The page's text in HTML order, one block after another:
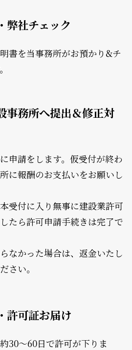
弊社チェック
書を当事務所がお預かり&チ
事務所へ提出＆修正対
申請をします。仮受付が終わ
に報酬のお支払いをお願いし
受付に入り無事に建設業許可
たら許可申請手続きは完了で
なかった場合は、返金いたし
さい。
許可証お届け
30～60日で許可が下りま